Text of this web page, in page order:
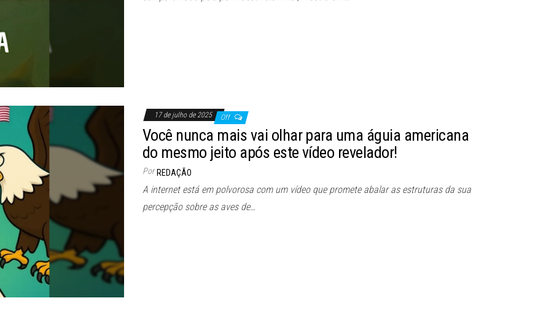
17 de julho de 2025 Off
Você nunca mais vai olhar para uma águia americana
do mesmo jeito após este vídeo revelador!
Por REDAÇÃO
A internet está em polvorosa com um vídeo que promete abalar as estruturas da sua
percepção sobre as aves de…